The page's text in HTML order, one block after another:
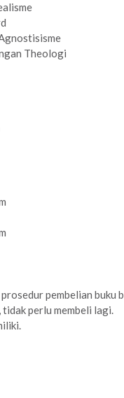
Theologi
pembelian buku
tidak perlu membeli lagi.